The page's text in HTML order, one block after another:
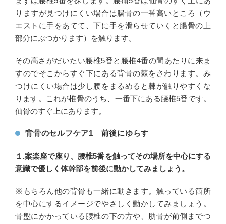
りますが見つけにくい場合は腸骨の一番高いところ（ウ
エストに手をあてて、下に手を滑らせていくと腸骨の上
部分にぶつかります）を触ります。
その高さがだいたい腰椎5番と腰椎4番の間あたりに来ま
すのでそこからすぐ下にある背骨の棘をさわります。み
つけにくい場合は少し腰をまるめると棘が触りやすくな
ります。これが椎骨のうち、一番下にある腰椎5番です。
仙骨のすぐ上にあります。
背骨のセルフケア1 前後にゆらす
１.案楽座で座り、腰椎5番を触ってその場所を中心にする
意識で優しく体幹部を前後に動かしてみましょう。
※もちろん他の背骨も一緒に動きます。触っている箇所
を中心にするイメージでやさしく動かしてみましょう。
骨盤にかかっている腰椎の下の方や、肋骨が前側までつ